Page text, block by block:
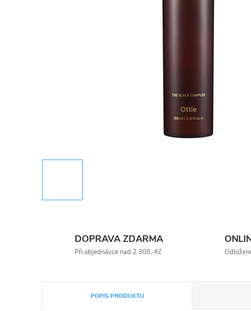
DOPRAVA ZDARMA
Při objednávce nad 2.300,-Kč
POPIS PRODUKTU